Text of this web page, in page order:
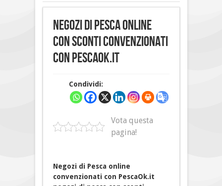
Negozi di Pesca online
con sconti convenzionati
con PescaOk.it
Condividi:
Vota questa
pagina!
Negozi di Pesca online
convenzionati con PescaOk.it